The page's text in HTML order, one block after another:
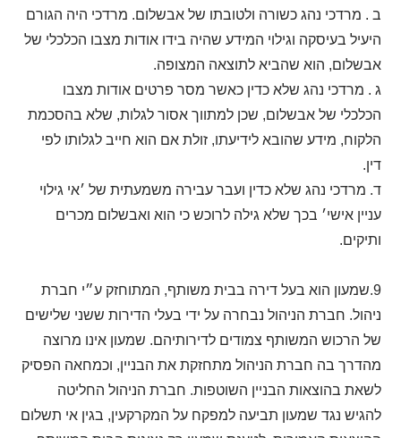
ב . מרדכי נהג כשורה ולטובתו של אבשלום. מרדכי היה הגורם
היעיל בעיסקה וגילוי המידע שהיה בידו אודות מצבו הכלכלי של
אבשלום, הוא שהביא לתוצאה המצופה.
ג . מרדכי נהג שלא כדין כאשר מסר פרטים אודות מצבו
הכלכלי של אבשלום, שכן למתווך אסור לגלות, שלא בהסכמת
הלקוח, מידע שהובא לידיעתו, זולת אם הוא חייב לגלותו לפי
דין.
ד. מרדכי נהג שלא כדין ועבר עבירה משמעתית של ׳אי גילוי
עניין אישי׳ בכך שלא גילה לרוכש כי הוא ואבשלום מכרים
ותיקים.
9.שמעון הוא בעל דירה בבית משותף, המתוחזק ע״י חברת
ניהול. חברת הניהול נבחרה על ידי בעלי הדירות ששני שלישים
של הרכוש המשותף צמודים לדירותיהם. שמעון אינו מרוצה
מהדרך בה חברת הניהול מתחזקת את הבניין, וכמחאה הפסיק
לשאת בהוצאות הבניין השוטפות. חברת הניהול החליטה
להגיש נגד שמעון תביעה למפקח על המקרקעין, בגין אי תשלום